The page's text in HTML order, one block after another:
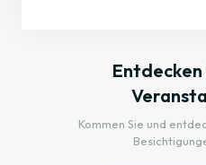
Entdecken
Kommen Sie und